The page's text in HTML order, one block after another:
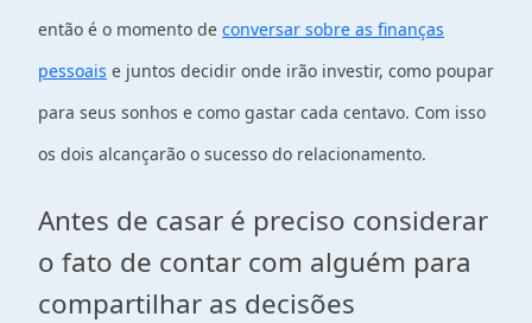
então é o momento de conversar sobre as finanças
pessoais e juntos decidir onde irão investir, como poupar
para seus sonhos e como gastar cada centavo. Com isso
os dois alcançarão o sucesso do relacionamento.
Antes de casar é preciso considerar
o fato de contar com alguém para
compartilhar as decisões